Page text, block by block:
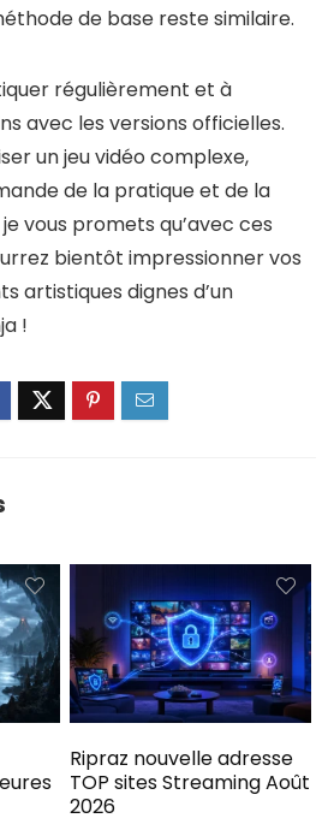
de base reste similaire.
régulièrement et à
avec les versions officielles.
un jeu vidéo complexe,
de la pratique et de la
vous promets qu’avec ces
bientôt impressionner vos
artistiques dignes d’un
!
Ripraz nouvelle adresse
TOP sites Streaming Août
2026